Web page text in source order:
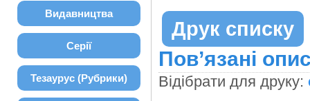
Видавництва
Серії
Тезаурус (Рубрики)
Друк списку
Пов’язані
Відібрати для друку: